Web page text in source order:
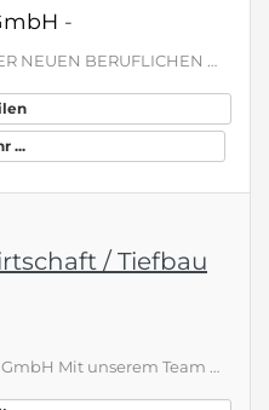
-
DU HAST INTERESSE AN EINER NEUEN BERUFLICHEN HERAUSFORDERUNG? Wir suchen zur Verstärkung unseres Teams in Frankfurt am Main nach erfahrenen Bauingenieuren (m|w|d) für unsere bundesweiten Projekte in der Objektplanung von Ingenieurbauwerken . WORAUF DU DICH FREUEN KANNST Unbefristete Festanstellung mit langfristiger Perspektive Arbeitgeberzuschuss zur betrieblichen Altersvorsorge Flexible Arbeitszeiten Ein teamorientiertes , respektvolles Arbeitsumfeld , in dem Leistung wertgeschätzt wird Intens…
...
/ Tiefbau
Über aqua consult Ingenieur GmbH Mit unserem Team aus über 60 kompetenten und engagierten Mitarbeitern realisieren wir erfolgreich Projekte mit den Schwerpunkten Umwelttechnik, Wasserwirtschaft und Abwasserbehandlung. Dabei bilden unsere langjährige wissenschaftliche Tätigkeit und unsere vielfältigen Erfahrungen in der Praxis eine perfekte Symbiose für innovative und effiziente Ergebnisse. Was erwartet dich? Du bearbeitest Planungen für wasserwirtschaftliche und umwelttechnische Anlagen Du bear…